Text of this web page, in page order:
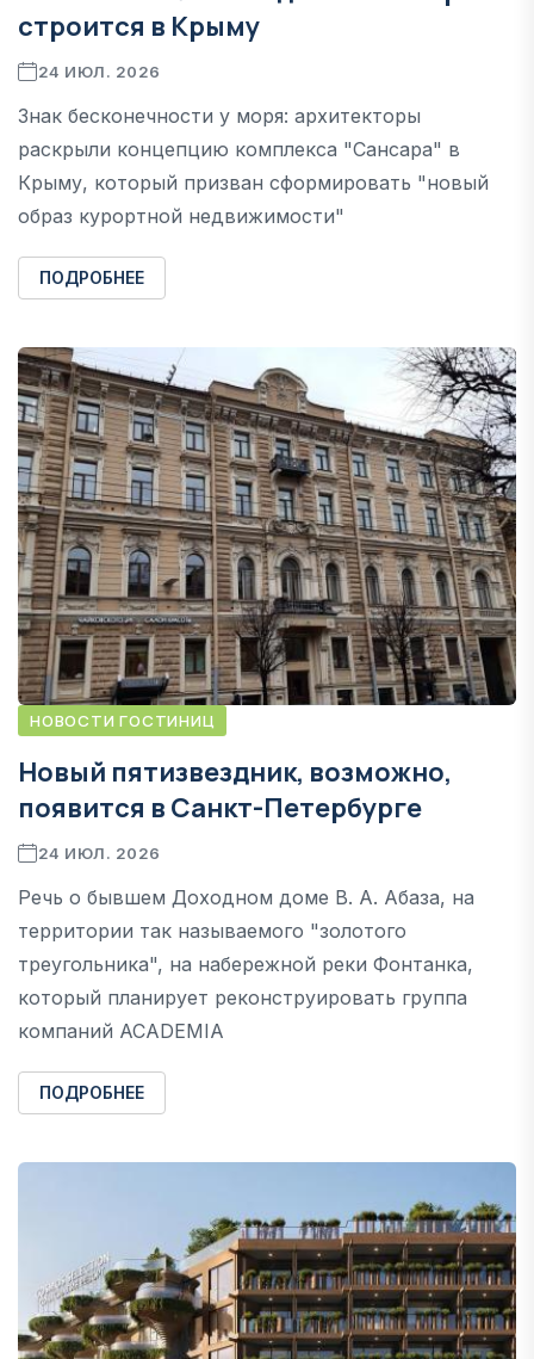
строится в Крыму
24 ИЮЛ. 2026
Знак бесконечности у моря: архитекторы
раскрыли концепцию комплекса "Сансара" в
Крыму, который призван сформировать "новый
образ курортной недвижимости"
ПОДРОБНЕЕ
НОВОСТИ ГОСТИНИЦ
Новый пятизвездник, возможно,
появится в Санкт-Петербурге
24 ИЮЛ. 2026
Речь о бывшем Доходном доме В. А. Абаза, на
территории так называемого "золотого
треугольника", на набережной реки Фонтанка,
который планирует реконструировать группа
компаний ACADEMIA
ПОДРОБНЕЕ